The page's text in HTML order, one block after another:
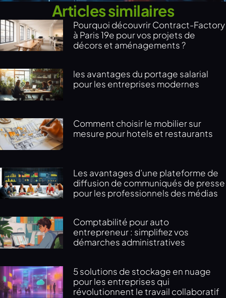
Articles similaires
Pourquoi découvrir Contract-Factory
à Paris 19e pour vos projets de
décors et aménagements ?
les avantages du portage salarial
pour les entreprises modernes
Comment choisir le mobilier sur
mesure pour hotels et restaurants
Les avantages d’une plateforme de
diffusion de communiqués de presse
pour les professionnels des médias
Comptabilité pour auto
entrepreneur : simplifiez vos
démarches administratives
5 solutions de stockage en nuage
pour les entreprises qui
révolutionnent le travail collaboratif